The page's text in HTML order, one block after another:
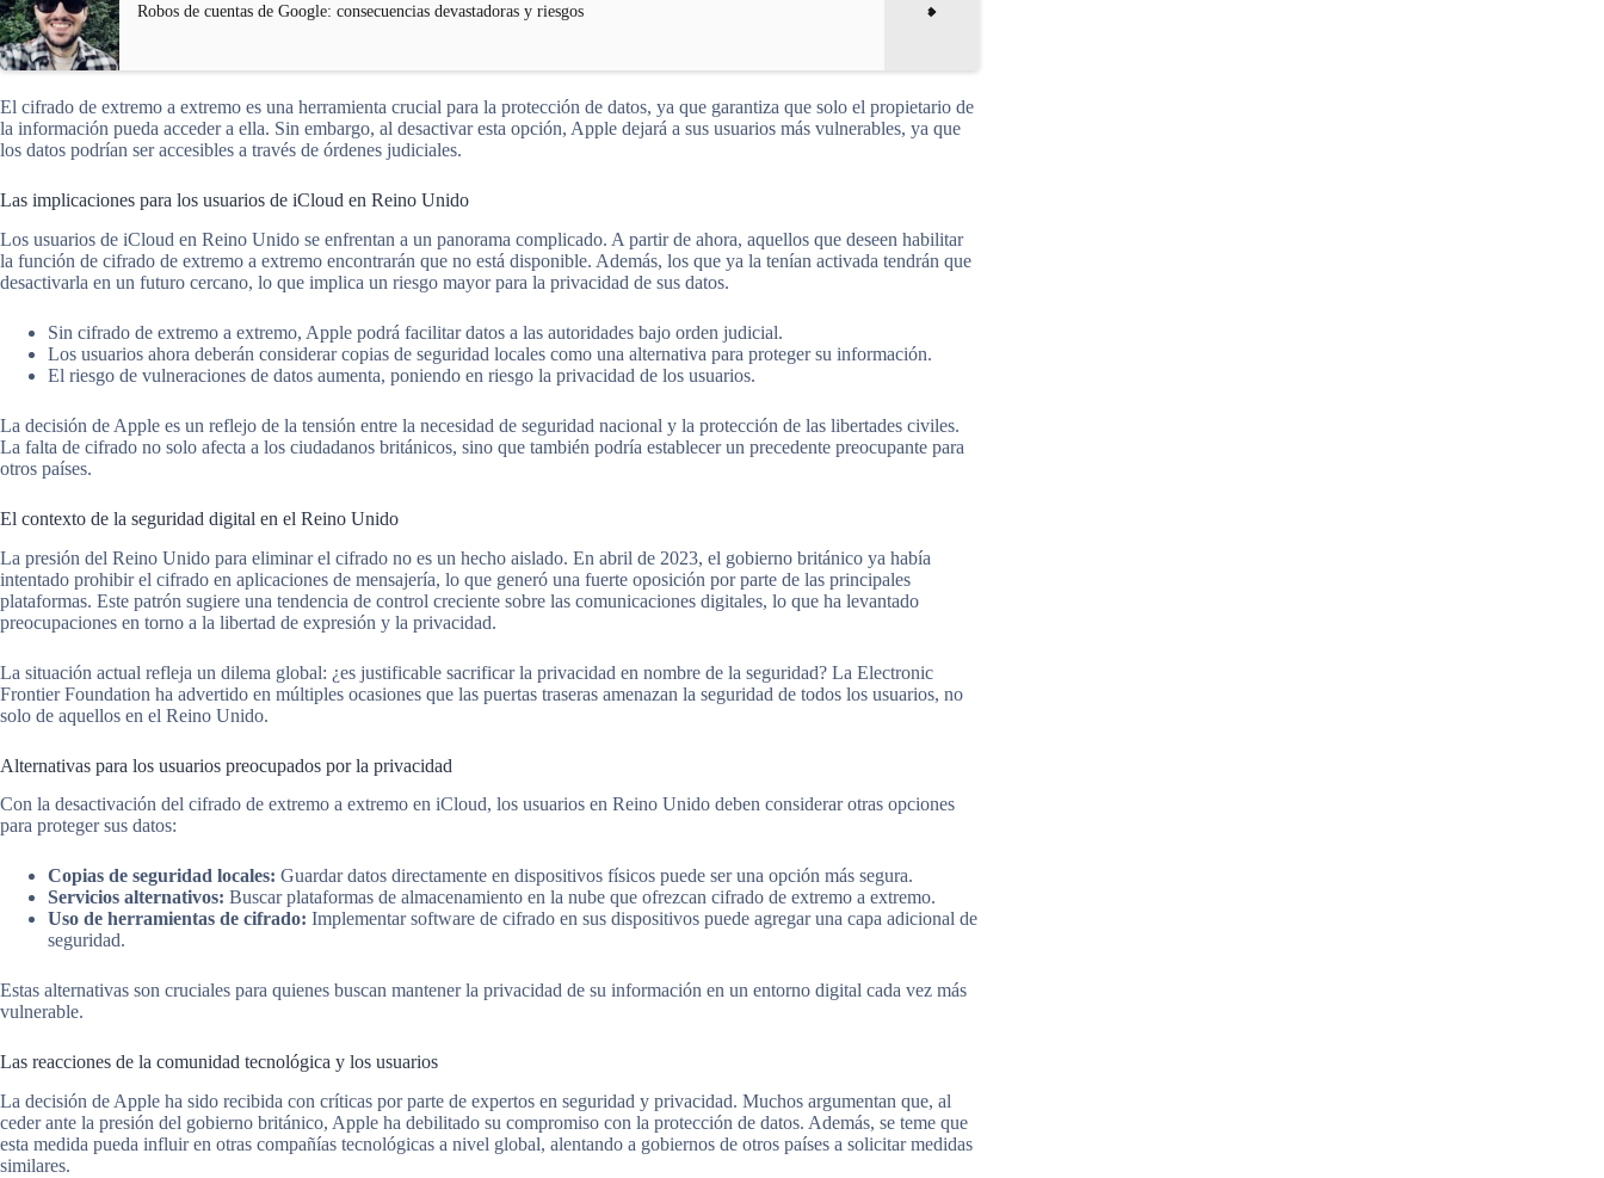
Robos de cuentas de Google: consecuencias devastadoras y riesgos
El cifrado de extremo a extremo es una herramienta crucial para la protección de datos, ya que garantiza que solo el propietario de
la información pueda acceder a ella. Sin embargo, al desactivar esta opción, Apple dejará a sus usuarios más vulnerables, ya que
los datos podrían ser accesibles a través de órdenes judiciales.
Las implicaciones para los usuarios de iCloud en Reino Unido
Los usuarios de iCloud en Reino Unido se enfrentan a un panorama complicado. A partir de ahora, aquellos que deseen habilitar
la función de cifrado de extremo a extremo encontrarán que no está disponible. Además, los que ya la tenían activada tendrán que
desactivarla en un futuro cercano, lo que implica un riesgo mayor para la privacidad de sus datos.
Sin cifrado de extremo a extremo, Apple podrá facilitar datos a las autoridades bajo orden judicial.
Los usuarios ahora deberán considerar copias de seguridad locales como una alternativa para proteger su información.
El riesgo de vulneraciones de datos aumenta, poniendo en riesgo la privacidad de los usuarios.
La decisión de Apple es un reflejo de la tensión entre la necesidad de seguridad nacional y la protección de las libertades civiles.
La falta de cifrado no solo afecta a los ciudadanos británicos, sino que también podría establecer un precedente preocupante para
otros países.
El contexto de la seguridad digital en el Reino Unido
La presión del Reino Unido para eliminar el cifrado no es un hecho aislado. En abril de 2023, el gobierno británico ya había
intentado prohibir el cifrado en aplicaciones de mensajería, lo que generó una fuerte oposición por parte de las principales
plataformas. Este patrón sugiere una tendencia de control creciente sobre las comunicaciones digitales, lo que ha levantado
preocupaciones en torno a la libertad de expresión y la privacidad.
La situación actual refleja un dilema global: ¿es justificable sacrificar la privacidad en nombre de la seguridad? La Electronic
Frontier Foundation ha advertido en múltiples ocasiones que las puertas traseras amenazan la seguridad de todos los usuarios, no
solo de aquellos en el Reino Unido.
Alternativas para los usuarios preocupados por la privacidad
Con la desactivación del cifrado de extremo a extremo en iCloud, los usuarios en Reino Unido deben considerar otras opciones
para proteger sus datos:
Copias de seguridad locales: Guardar datos directamente en dispositivos físicos puede ser una opción más segura.
Servicios alternativos: Buscar plataformas de almacenamiento en la nube que ofrezcan cifrado de extremo a extremo.
Uso de herramientas de cifrado: Implementar software de cifrado en sus dispositivos puede agregar una capa adicional de
seguridad.
Estas alternativas son cruciales para quienes buscan mantener la privacidad de su información en un entorno digital cada vez más
vulnerable.
Las reacciones de la comunidad tecnológica y los usuarios
La decisión de Apple ha sido recibida con críticas por parte de expertos en seguridad y privacidad. Muchos argumentan que, al
ceder ante la presión del gobierno británico, Apple ha debilitado su compromiso con la protección de datos. Además, se teme que
esta medida pueda influir en otras compañías tecnológicas a nivel global, alentando a gobiernos de otros países a solicitar medidas
similares.